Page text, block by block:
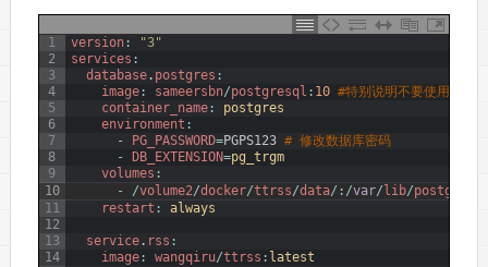
1
2
3
4
5
6
7
8
9
10
11
12
13
14
version:
"3"
services :
database. postgres :
image: sameersbn/postgresql : 10 #特别说明不要使用
container_name:
postgres
environment :
-
PG_PASSWORD=PGPS123 # 修改数据库密码
- DB_EXTENSION=pg_trgm
volumes :
-
/volume2/docker/ttrss/data/ : /var/lib/
restart : always
service. rss :
image: wangqiru/ttrss : latest